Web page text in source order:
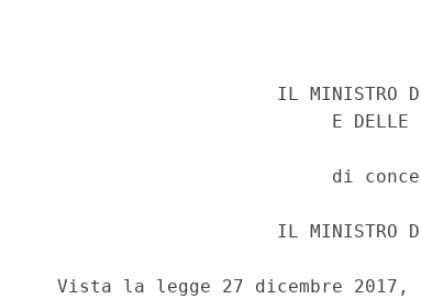
IL MINISTRO
E DELLE
di
IL MINISTRO
Vista la legge 27 dicembre 2017,